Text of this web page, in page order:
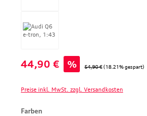
Verkaufspreis:
44,90 € % Regulärer Preis:
54,90 € (18.21% gespart)
Preise inkl. MwSt. zzgl. Versandkosten
Farbenauswählen